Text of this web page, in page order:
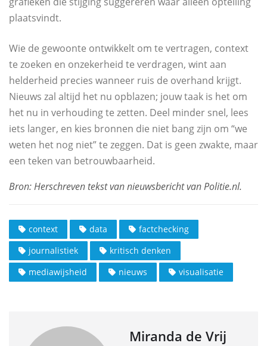
plaatsvindt.
Wie de gewoonte ontwikkelt om te vertragen, context
te zoeken en onzekerheid te verdragen, wint aan
helderheid precies wanneer ruis de overhand krijgt.
Nieuws zal altijd het nu opblazen; jouw taak is het om
het nu in verhouding te zetten. Deel minder snel, lees
iets langer, en kies bronnen die niet bang zijn om “we
weten het nog niet” te zeggen. Dat is geen zwakte, maar
een teken van betrouwbaarheid.
context data
factchecking
journalistiek
kritisch denken
mediawijsheid
nieuws visualisatie
Miranda de Vrij